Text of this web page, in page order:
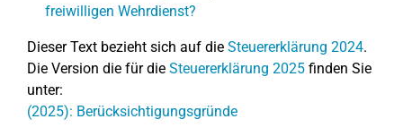
freiwilligen Wehrdienst?
Dieser Text bezieht sich auf die Steuererklärung 2024.
Die Version die für die Steuererklärung 2025 finden Sie
unter:
(2025): Berücksichtigungsgründe